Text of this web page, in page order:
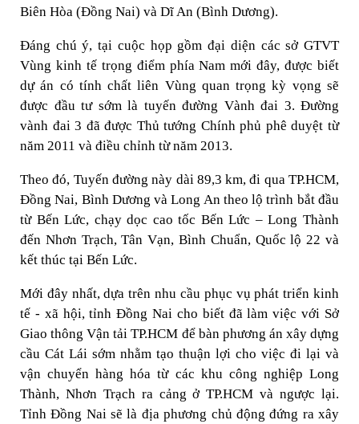
Biên Hòa (Đồng Nai) và Dĩ An (Bình Dương).
Đáng chú ý, tại cuộc họp gồm đại diện các sở GTVT
Vùng kinh tế trọng điểm phía Nam mới đây, được biết
dự án có tính chất liên Vùng quan trọng kỳ vọng sẽ
được đầu tư sớm là tuyến đường Vành đai 3. Đường
vành đai 3 đã được Thủ tướng Chính phủ phê duyệt từ
năm 2011 và điều chỉnh từ năm 2013.
Theo đó, Tuyến đường này dài 89,3 km, đi qua TP.HCM,
Đồng Nai, Bình Dương và Long An theo lộ trình bắt đầu
từ Bến Lức, chạy dọc cao tốc Bến Lức – Long Thành
đến Nhơn Trạch, Tân Vạn, Bình Chuẩn, Quốc lộ 22 và
kết thúc tại Bến Lức.
Mới đây nhất, dựa trên nhu cầu phục vụ phát triển kinh
tế - xã hội, tỉnh Đồng Nai cho biết đã làm việc với Sở
Giao thông Vận tải TP.HCM để bàn phương án xây dựng
cầu Cát Lái sớm nhằm tạo thuận lợi cho việc đi lại và
vận chuyển hàng hóa từ các khu công nghiệp Long
Thành, Nhơn Trạch ra cảng ở TP.HCM và ngược lại.
Tỉnh Đồng Nai sẽ là địa phương chủ động đứng ra xây